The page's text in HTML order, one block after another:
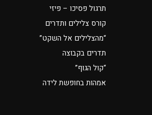
תרגול פסיכו – פיזי
קורס צלילים ותדרים
“מהצלילים אל השקט”
תדרים בקבוצה
“קול הגוף”
אמהות בחופשת לידה